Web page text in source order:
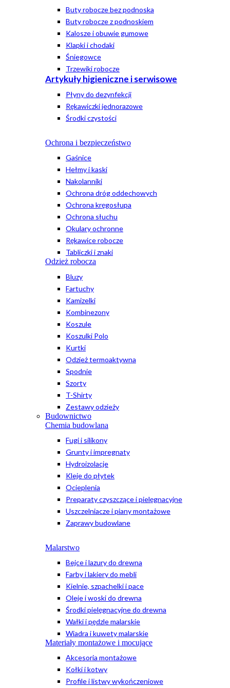
Buty robocze bez podnoska
Buty robocze z podnoskiem
Kalosze i obuwie gumowe
Klapki i chodaki
Śniegowce
Trzewiki robocze
Artykuły higieniczne i serwisowe
Płyny do dezynfekcji
Rękawiczki jednorazowe
Środki czystości
Ochrona i bezpieczeństwo
Gaśnice
Hełmy i kaski
Nakolanniki
Ochrona dróg oddechowych
Ochrona kręgosłupa
Ochrona słuchu
Okulary ochronne
Rękawice robocze
Tabliczki i znaki
Odzież robocza
Bluzy
Fartuchy
Kamizelki
Kombinezony
Koszule
Koszulki Polo
Kurtki
Odzież termoaktywna
Spodnie
Szorty
T-Shirty
Zestawy odzieży
Budownictwo
Chemia budowlana
Fugi i silikony
Grunty i impregnaty
Hydroizolacje
Kleje do płytek
Ocieplenia
Preparaty czyszczące i pielęgnacyjne
Uszczelniacze i piany montażowe
Zaprawy budowlane
Malarstwo
Bejce i lazury do drewna
Farby i lakiery do mebli
Kielnie, szpachelki i pace
Oleje i woski do drewna
Środki pielęgnacyjne do drewna
Wałki i pędzle malarskie
Wiadra i kuwety malarskie
Materiały montażowe i mocujące
Akcesoria montażowe
Kołki i kotwy
Profile i listwy wykończeniowe